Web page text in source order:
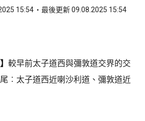
15:54 最後更新 09.08.2025 15:54
較早前太子道西與彌敦道交界的交
︰太子道西近喇沙利道、彌敦道近